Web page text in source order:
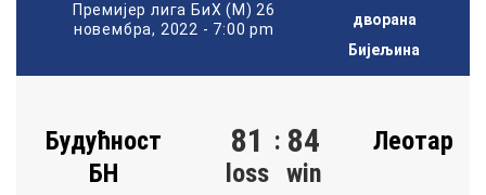
Премијер лига БиХ (М) 26
новембра, 2022 - 7:00 pm
дворана
Бијељина
Будућност
БН
81
loss
: 84
win
Леотар